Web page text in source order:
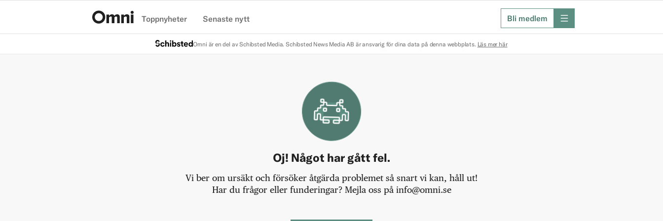
Toppnyheter Senaste nytt Bli medlem meny
Omni är en del av Schibsted Media. Schibsted News Media AB är ansvarig för dina data på denna webbplats. Läs mer här
Oj! Något har gått fel.
Vi ber om ursäkt och försöker åtgärda problemet så snart vi kan, håll ut!
Har du frågor eller funderingar? Mejla oss på info@omni.se